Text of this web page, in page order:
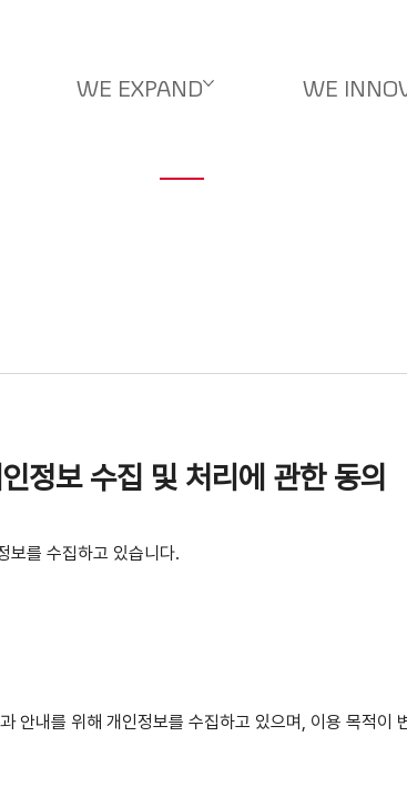
WE EXPAND WE
정보 수집 및 처리에 관한 동의
보를 수집하고 있습니다.
안내를 위해 개인정보를 수집하고 있으며, 이용 목적이